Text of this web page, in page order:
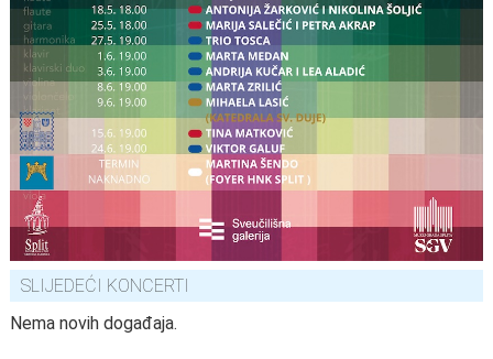
SLIJEDEĆI KONCERTI
Nema novih događaja.